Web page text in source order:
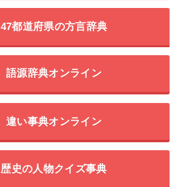
47都道府県の方言辞典
語源辞典オンライン
違い事典オンライン
歴史の人物クイズ事典